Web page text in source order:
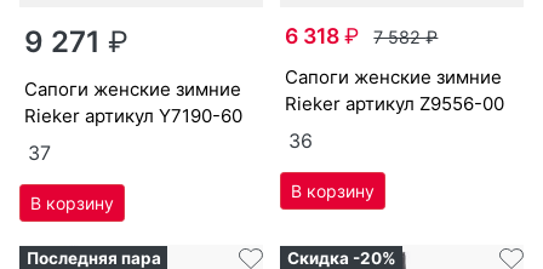
9 271₽
са­поги женс­кие зим­ние
Ri­eker артикулY7190-60
37
6 318₽ 7 582₽
са­поги женс­кие зим­ние
Ri­eker артикулZ9556-00
36
Последняя пара
Скидка -20%